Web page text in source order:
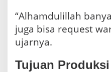
“Alhamdulillah
juga bisa request
ujarnya.
Tujuan